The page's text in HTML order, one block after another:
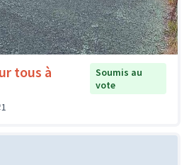
tous à
Soumis au
vote
1